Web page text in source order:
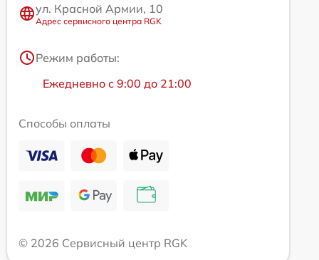
ул. Красной Армии, 10
Адрес сервисного центра RGK
Режим работы:
Ежедневно с 9:00 до 21:00
Способы оплаты
© 2026 Сервисный центр RGK